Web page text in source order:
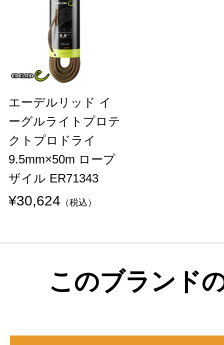
エーデルリッド イ
ーグルライトプロテ
クトプロドライ
9.5mm×50m ロープ
ザイル ER71343
¥30,624 （税込）
このブランド